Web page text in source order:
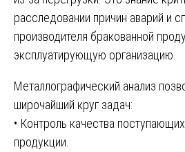
расследовании причин аварий и
производителя бракованной
эксплуатирующую организацию.
Металлографический анализ
широчайший круг задач:
• Контроль качества
продукции.